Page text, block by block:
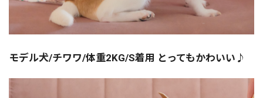
モデル犬/チワワ/体重2KG/S着用 とってもかわいい♪